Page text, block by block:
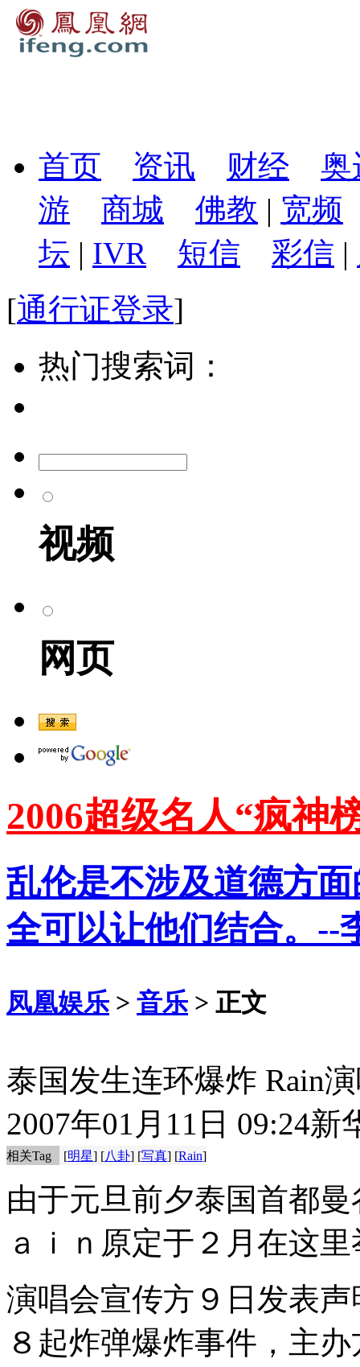
首页 资讯 财经
奥
游
商城 佛教 | 宽频
坛 | IVR 短信 彩信 |
[通行证登录]
热门搜索词：
视频
网页
2006超级名人“疯神
乱伦是不涉及道德方
全可以让他们结合。--
凤凰娱乐 > 音乐 > 正文
泰国发生连环爆炸 Rain
2007年01月11日 09:24新
相关Tag [明星] [八卦] [写真] [Rain]
由于元旦前夕泰国首都
ａｉｎ原定于２月在这
演唱会宣传方９日发表
８起炸弹爆炸事件，主